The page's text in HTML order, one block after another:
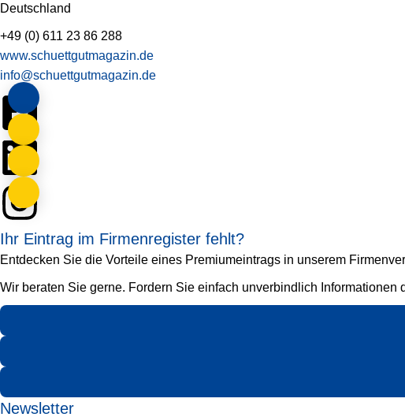
Deutschland
+49 (0) 611 23 86 288
www.schuettgutmagazin.de
info@schuettgutmagazin.de
Ihr Eintrag im Firmenregister fehlt?
Entdecken Sie die Vorteile eines Premiumeintrags in unserem
Wir beraten Sie gerne. Fordern Sie einfach unverbindlich Informationen
Newsletter